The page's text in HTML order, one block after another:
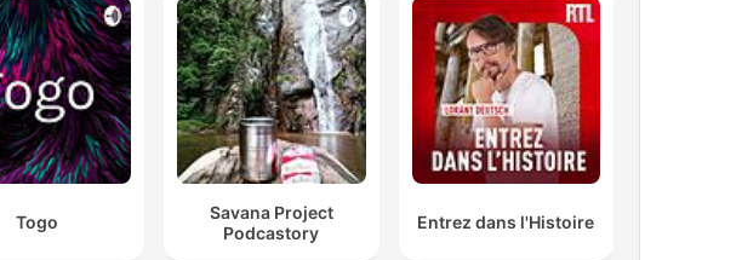
Togo
Savana Project
Podcastory
Entrez dans l'Histoire